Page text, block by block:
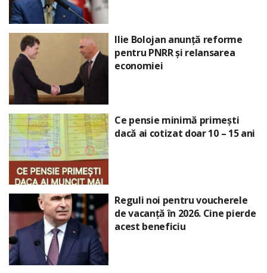
Ilie Bolojan anunță reforme
pentru PNRR și relansarea
economiei
Ce pensie minimă primești
dacă ai cotizat doar 10 – 15 ani
Reguli noi pentru voucherele
de vacanță în 2026. Cine pierde
acest beneficiu